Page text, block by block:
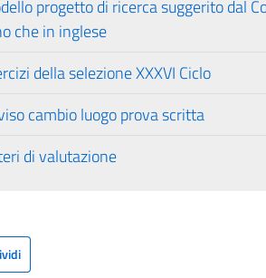
progetto di ricerca suggerito dal
che in inglese
della selezione XXXVI Ciclo
cambio luogo prova scritta
di valutazione